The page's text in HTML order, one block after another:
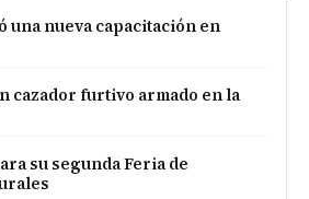
una nueva capacitación en
cazador furtivo armado en la
su segunda Feria de